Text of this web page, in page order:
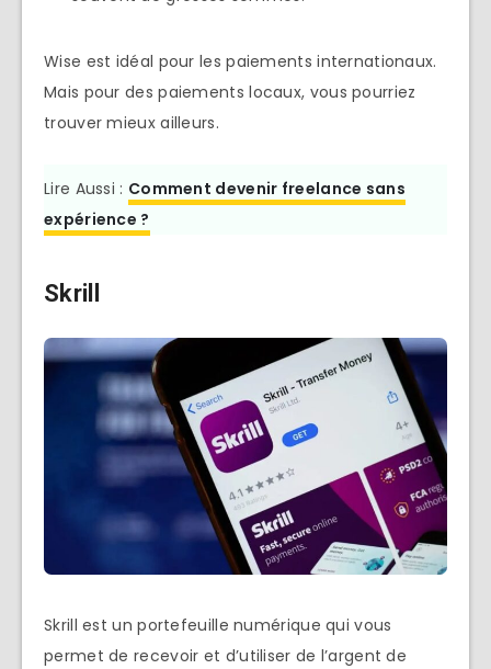
Wise est idéal pour les paiements internationaux.
Mais pour des paiements locaux, vous pourriez
trouver mieux ailleurs.
Lire Aussi : Comment devenir freelance sans
expérience ?
Skrill
Skrill est un portefeuille numérique qui vous
permet de recevoir et d’utiliser de l’argent de